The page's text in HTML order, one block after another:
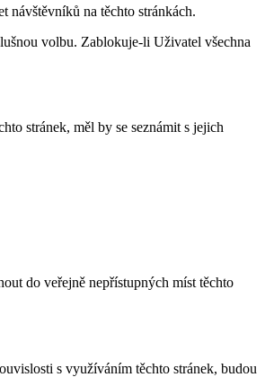
návštěvníků na těchto stránkách.
volbu. Zablokuje-li Uživatel všechna
stránek, měl by se seznámit s jejich
do veřejně nepřístupných míst těchto
s využíváním těchto stránek, budou